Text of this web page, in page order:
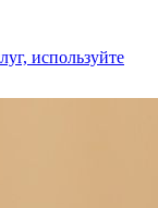
используйте